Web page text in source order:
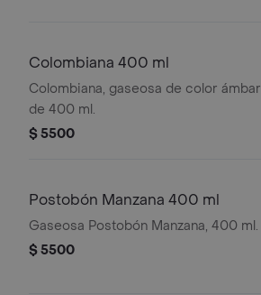
Colombiana 400 ml
Colombiana, gaseosa de color ámbar
de 400 ml.
$ 5500
Postobón Manzana 400 ml
Gaseosa Postobón Manzana, 400 ml.
$ 5500